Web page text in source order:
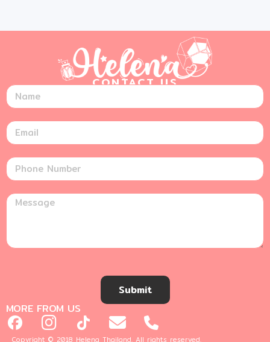
CONTACT US
Submit
MORE FROM US
Copyright © 2018 Helena Thailand. All rights reserved.